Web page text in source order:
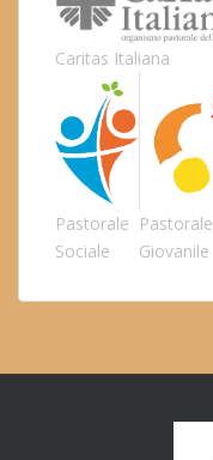
Caritas Italiana
Pastorale
Sociale
Pastorale
Giovanile